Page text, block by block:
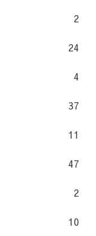
2
24
4
37
11
47
2
10